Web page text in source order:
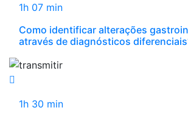
1h 07 min
Como identificar alterações
através de diagnósticos
1h 30 min